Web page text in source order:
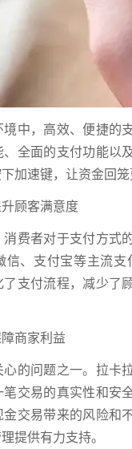
中，高效、便捷的
全面的支付功能以
加速键，让资金回
顾客满意度
费者对于支付方式
信、支付宝等主流
支付流程，减少了
商家利益
的问题之一。拉卡
交易的真实性和安
交易带来的风险和
提供有力支持。